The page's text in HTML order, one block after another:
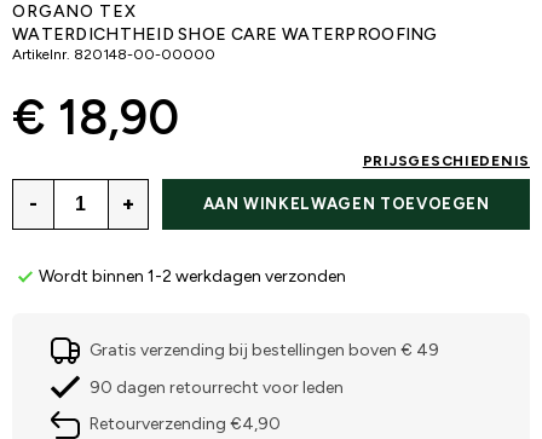
ORGANO TEX
WATERDICHTHEID SHOE CARE WATERPROOFING
Artikelnr. 820148-00-00000
€ 18,90
PRIJSGESCHIEDENIS
- + AAN WINKELWAGEN TOEVOEGEN
Wordt binnen 1-2 werkdagen verzonden
Gratis verzending bij bestellingen boven € 49
90 dagen retourrecht voor leden
Retourverzending €4,90